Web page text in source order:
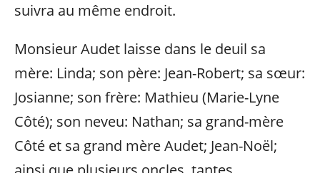
suivra au même endroit.
Monsieur Audet laisse dans le deuil sa
mère: Linda; son père: Jean-Robert; sa sœur:
Josianne; son frère: Mathieu (Marie-Lyne
Côté); son neveu: Nathan; sa grand-mère
Côté et sa grand mère Audet; Jean-Noël;